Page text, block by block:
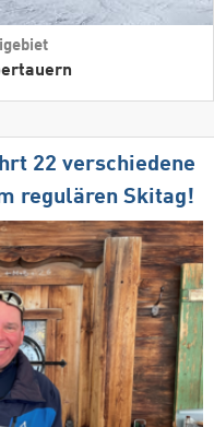
22 verschiedene
regulären Skitag!